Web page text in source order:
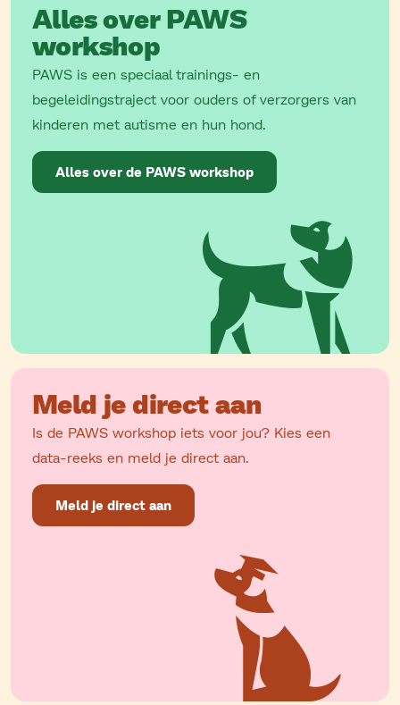
Alles over PAWS
workshop
PAWS is een speciaal trainings- en
begeleidingstraject voor ouders of verzorgers van
kinderen met autisme en hun hond.
Alles over de PAWS workshop
Meld je direct aan
Is de PAWS workshop iets voor jou? Kies een
data-reeks en meld je direct aan.
Meld je direct aan